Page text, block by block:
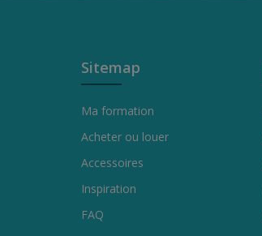
Sitemap
Ma formation
Acheter ou louer
Accessoires
Inspiration
FAQ